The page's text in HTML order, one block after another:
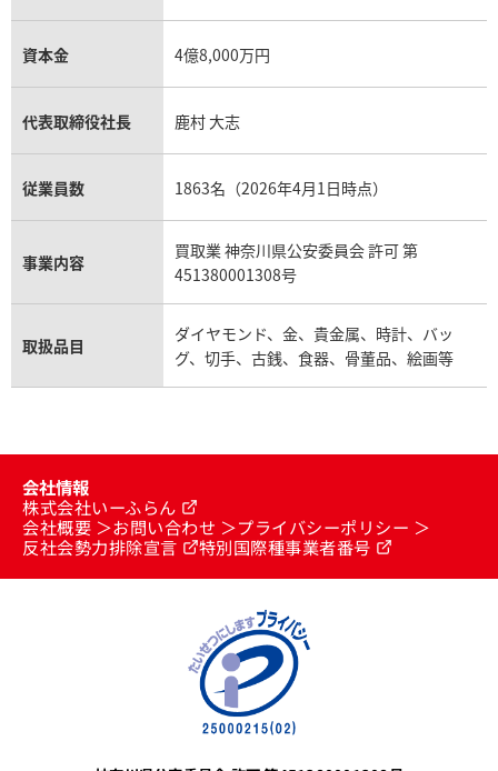
資本金 4億8,000万円
代表取締役社長 鹿村 大志
従業員数 1863名（2026年4月1日時点）
事業内容
買取業 神奈川県公安委員会 許可 第
451380001308号
取扱品目
ダイヤモンド、金、貴金属、時計、バッ
グ、切手、古銭、食器、骨董品、絵画等
会社情報
株式会社いーふらん
会社概要
お問い合わせ
プライバシーポリシー
反社会勢力排除宣言
特別国際種事業者番号